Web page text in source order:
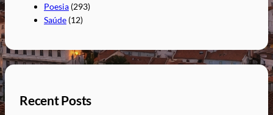
Poesia (293)
Saúde (12)
Recent Posts